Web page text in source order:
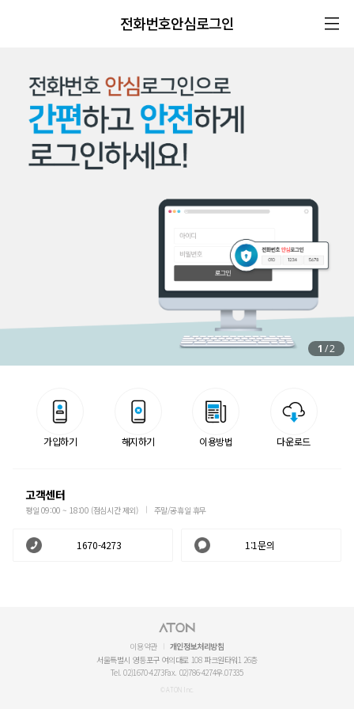
전화번호안심로그인
1 /2
가입하기 해지하기 이용방법 다운로드
고객센터
평일 09:00 ~ 18:00 (점심시간 제외) 주말/공휴일 휴무
1670-4273 1:1문의
이용약관
개인정보처리방침
서울특별시 영등포구 여의대로 108 파크원타워1 26층
Tel. 02)1670-4273Fax. 02)786-4274우.07335
© ATON Inc.